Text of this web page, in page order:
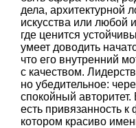
дела, архитектурной
искусства или любой
где ценится
умеет доводить
что его внутренний
с качеством.
но убедительное:
спокойный
есть привязанность к
котором красиво